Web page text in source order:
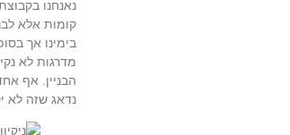
נאנחנו
קומות אלא
בימינו אך
מדרגות לא
הבניין. אף
נדאג שזה לא